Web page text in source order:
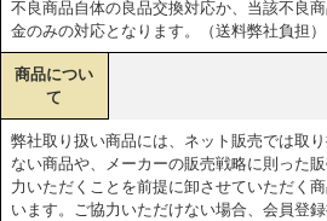
不良商品自体の良品交換対応か、当該不良
金のみの対応となります。（送料弊社負担）
商品につい
て
弊社取り扱い商品には、ネット販売では取
ない商品や、メーカーの販売戦略に則った
力いただくことを前提に卸させていただく
います。ご協力いただけない場合、会員登録